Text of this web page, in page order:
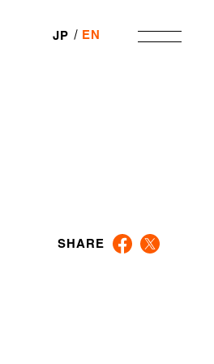
JP EN
SHARE